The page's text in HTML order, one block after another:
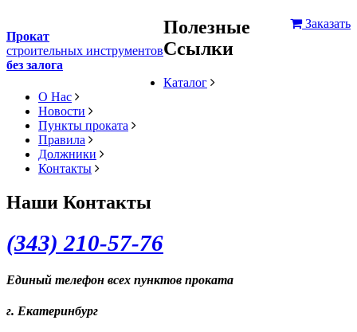
Заказать
Прокат
строительных инструментов
без залога
Полезные
Ссылки
Каталог
О Нас
Новости
Пункты проката
Правила
Должники
Контакты
Наши Контакты
(343) 210-57-76
Единый телефон всех пунктов проката
г. Екатеринбург